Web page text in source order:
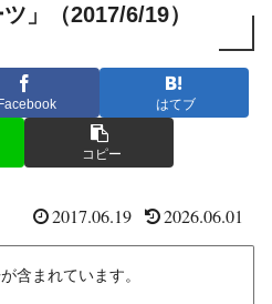
」（2017/6/19）
Facebook はてブ
コピー
2017.06.19 2026.06.01
含まれています。